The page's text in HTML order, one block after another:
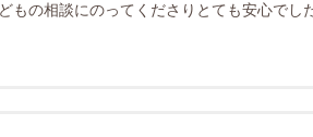
もの相談にのってくださりとても安心で